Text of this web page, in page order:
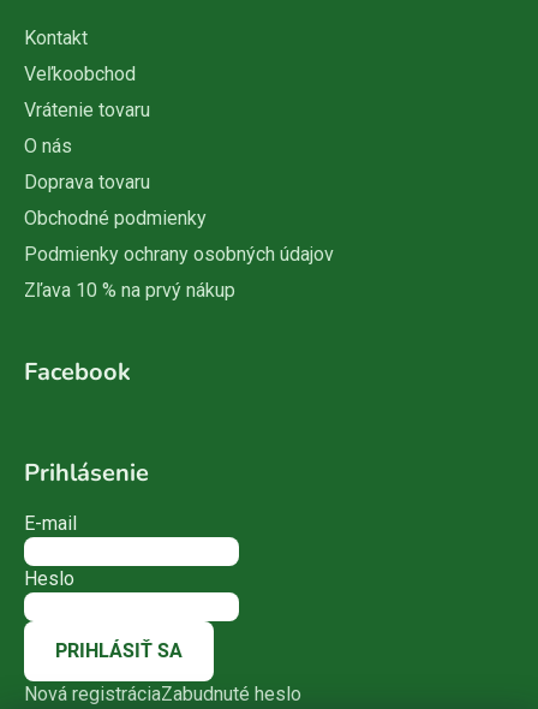
Kontakt
Veľkoobchod
Vrátenie tovaru
O nás
Doprava tovaru
Obchodné podmienky
Podmienky ochrany osobných údajov
Zľava 10 % na prvý nákup
Facebook
Prihlásenie
E-mail
Heslo
PRIHLÁSIŤ SA
Nová registráciaZabudnuté heslo